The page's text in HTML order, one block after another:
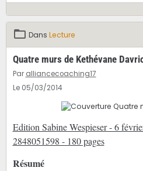
Dans Lecture
Quatre murs de Kethévane
Par alliancecoaching17
Le 05/03/2014
Edition Sabine Wespieser - 6
2848051598 - 180 pages
Résumé